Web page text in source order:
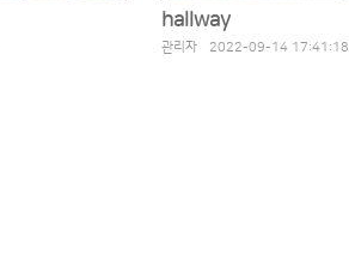
hallway
관리자 2022-09-14 17:41:18